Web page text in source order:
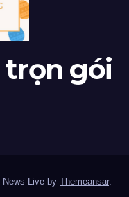
trọn gói
News Live by Themeansar.